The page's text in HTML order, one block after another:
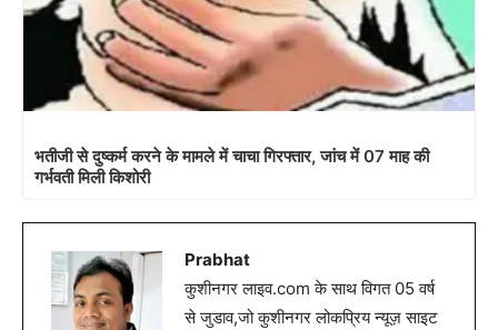
भतीजी से दुष्कर्म करने के मामले में चाचा गिरफ्तार, जांच में 07 माह की
गर्भवती मिली किशोरी
Prabhat
कुशीनगर लाइव.com के साथ विगत 05 वर्ष
से जुडाव,जो कुशीनगर लोकप्रिय न्यूज़ साइट